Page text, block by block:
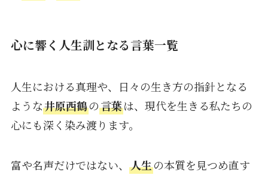
心に響く人生訓となる言葉一覧
人生における真理や、日々の生き方の指針となる
ような井原西鶴の言葉は、現代を生きる私たちの
心にも深く染み渡ります。
富や名声だけではない、 人生の本質を見つめ直す